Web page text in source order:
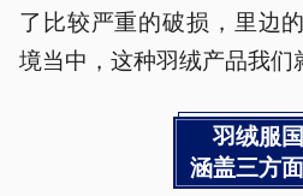
了比较严重的破损，里边
境当中，这种羽绒产品我们
羽绒服
涵盖三方